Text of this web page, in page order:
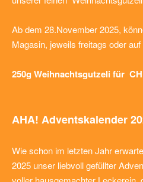
Ab dem 28.November 2025,
Magasin, jeweils freitags oder
250g Weihnachtsgutzeli für
AHA! Adventskalender
Wie schon im letzten Jahr
2025 unser liebvoll gefüllter